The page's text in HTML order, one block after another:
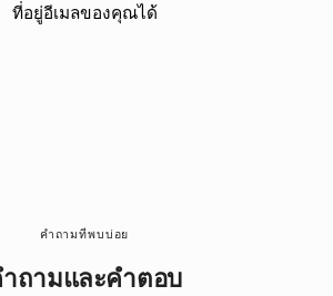
ที่อยู่อีเมลของคุณได้
คำถามที่พบบ่อย
ถามและคำตอบ